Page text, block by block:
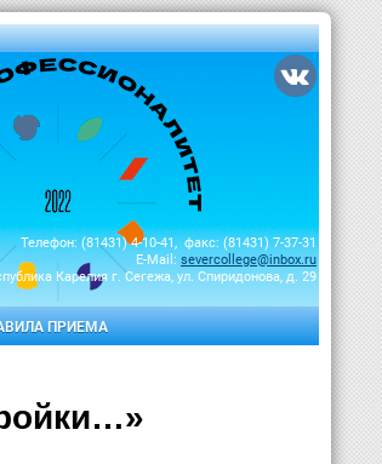
Телефон: (81431) 4-10-41, факс: (81431) 7-37-31
E-Mail: severcollege@inbox.ru
Карелия г. Сегежа, ул. Спиридонова, д. 29
ПРИЕМА